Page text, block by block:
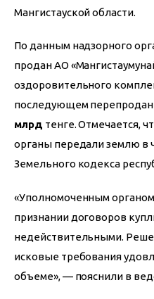
Мангистауской области.
По данным надзорного
продан АО
оздоровительного
последующем перепродан
млрд тенге. Отмечается,
органы передали землю в
Земельного кодекса
«Уполномоченным органом
признании договоров
недействительными.
исковые требования
объеме», — пояснили в